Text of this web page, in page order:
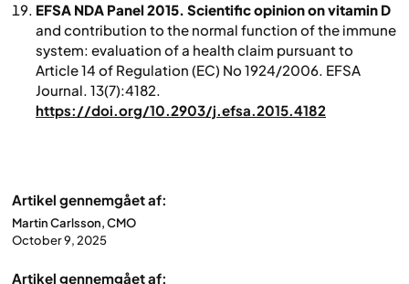
EFSA NDA Panel 2015. Scientific opinion on vitamin D
and contribution to the normal function of the immune
system: evaluation of a health claim pursuant to
Article 14 of Regulation (EC) No 1924/2006. EFSA
Journal. 13(7):4182.
https://doi.org/10.2903/j.efsa.2015.4182
Artikel gennemgået af:
Martin Carlsson, CMO
October 9, 2025
Artikel gennemgået af: